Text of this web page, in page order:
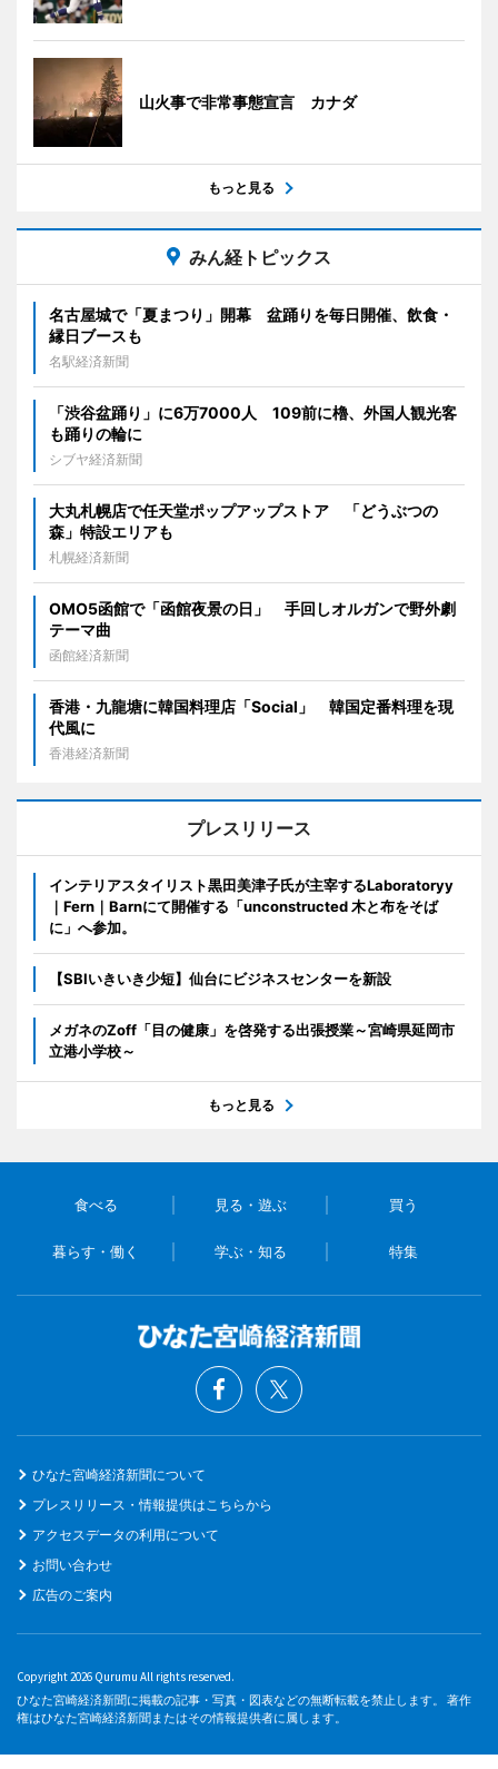
山火事で非常事態宣言 カナダ
もっと見る
みん経トピックス
名古屋城で「夏まつり」開幕 盆踊りを毎日開催、飲食・
縁日ブースも
名駅経済新聞
「渋谷盆踊り」に6万7000人 109前に櫓、外国人観光客
も踊りの輪に
シブヤ経済新聞
大丸札幌店で任天堂ポップアップストア 「どうぶつの
森」特設エリアも
札幌経済新聞
OMO5函館で「函館夜景の日」 手回しオルガンで野外劇
テーマ曲
函館経済新聞
香港・九龍塘に韓国料理店「Social」 韓国定番料理を現
代風に
香港経済新聞
プレスリリース
インテリアスタイリスト黒田美津子氏が主宰するLaboratoryy
｜Fern｜Barnにて開催する「unconstructed 木と布をそば
に」へ参加。
【SBIいきいき少短】仙台にビジネスセンターを新設
メガネのZoff「目の健康」を啓発する出張授業～宮崎県延岡市
立港小学校～
もっと見る
食べる 見る・遊ぶ 買う
暮らす・働く 学ぶ・知る 特集
ひなた宮崎経済新聞について
プレスリリース・情報提供はこちらから
アクセスデータの利用について
お問い合わせ
広告のご案内
Copyright 2026 Qurumu All rights reserved.
ひなた宮崎経済新聞に掲載の記事・写真・図表などの無断転載を禁止します。 著作
権はひなた宮崎経済新聞またはその情報提供者に属します。